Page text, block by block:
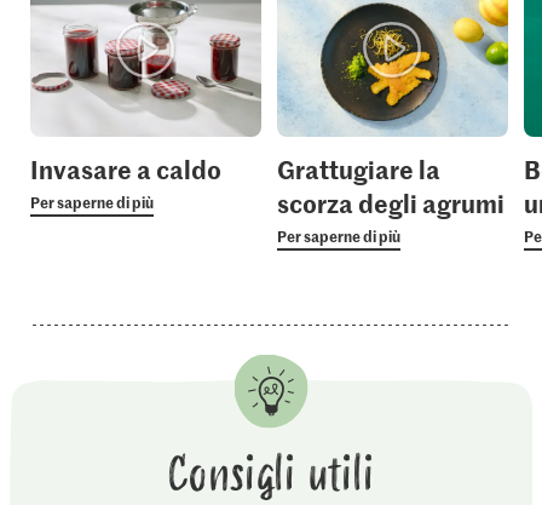
Invasare a caldo
Per saperne di più
Grattugiare la
scorza degli agrumi
Per saperne di più
Consigli utili